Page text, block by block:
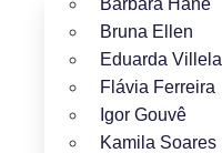
Barbara Hane
Bruna Ellen
Eduarda Villela
Flávia Ferreira
Igor Gouvê
Kamila Soares